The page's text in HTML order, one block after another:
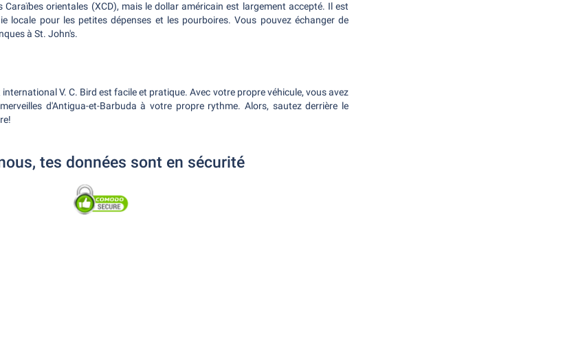
Caraïbes orientales (XCD), mais le dollar américain est largement accepté. Il est
locale pour les petites dépenses et les pourboires. Vous pouvez échanger de
à St. John's.
V. C. Bird est facile et pratique. Avec votre propre véhicule, vous avez
d'Antigua-et-Barbuda à votre propre rythme. Alors, sautez derrière le
tes données sont en sécurité